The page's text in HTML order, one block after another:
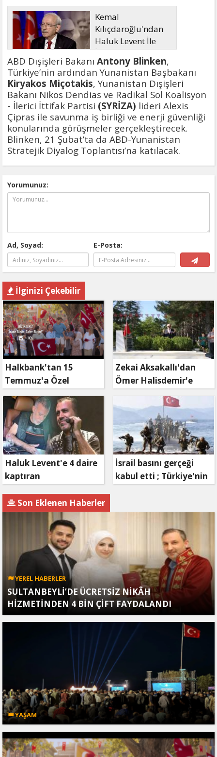
Kemal
Kılıçdaroğlu'ndan
Haluk Levent İle
İlgili Açıklama
ABD Dışişleri Bakanı Antony Blinken,
Türkiye’nin ardından Yunanistan Başbakanı
Kiryakos Miçotakis, Yunanistan Dışişleri
Bakanı Nikos Dendias ve Radikal Sol Koalisyon
- İlerici İttifak Partisi (SYRİZA) lideri Alexis
Çipras ile savunma iş birliği ve enerji güvenliği
konularında görüşmeler gerçekleştirecek.
Blinken, 21 Şubat’ta da ABD-Yunanistan
Stratejik Diyalog Toplantısı’na katılacak.
Yorumunuz:
Ad, Soyad: E-Posta:
İlginizi Çekebilir
Halkbank'tan 15
Temmuz'a Özel
Reklam Filmi: "İrade
Bizim, Zafer Bizim"
Zekai Aksakallı'dan
Ömer Halisdemir'e
'vefa' ziyareti!
Haluk Levent'e 4 daire
kaptıran
savcılıkta aldı
İsrail basını gerçeği
kabul etti ; Türkiye'nin
Son Eklenen Haberler
YEREL HABERLER
SULTANBEYLİ’DE ÜCRETSİZ NİKÂH
HİZMETİNDEN 4 BİN ÇİFT FAYDALANDI
YAŞAM